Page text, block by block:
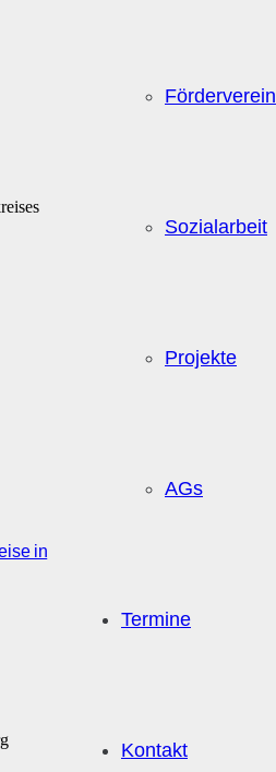
Förderverein
Sozialarbeit
Projekte
AGs
Termine
Kontakt
in